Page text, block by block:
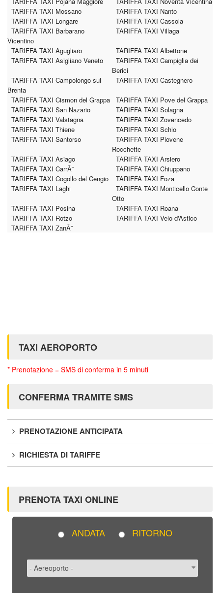
TARIFFA TAXI Mossano
TARIFFA TAXI Nanto
TARIFFA TAXI Longare
TARIFFA TAXI Cassola
TARIFFA TAXI Barbarano
Vicentino
TARIFFA TAXI Villaga
TARIFFA TAXI Agugliaro
TARIFFA TAXI Albettone
TARIFFA TAXI Asigliano Veneto
TARIFFA TAXI Campiglia dei
Berici
TARIFFA TAXI Campolongo sul
Brenta
TARIFFA TAXI Castegnero
TARIFFA TAXI Cismon del Grappa
TARIFFA TAXI Pove del Grappa
TARIFFA TAXI San Nazario
TARIFFA TAXI Solagna
TARIFFA TAXI Valstagna
TARIFFA TAXI Zovencedo
TARIFFA TAXI Thiene
TARIFFA TAXI Schio
TARIFFA TAXI Santorso
TARIFFA TAXI Piovene
Rocchette
TARIFFA TAXI Asiago
TARIFFA TAXI Arsiero
TARIFFA TAXI CarrÃ¨
TARIFFA TAXI Chiuppano
TARIFFA TAXI Cogollo del Cengio
TARIFFA TAXI Foza
TARIFFA TAXI Laghi
TARIFFA TAXI Monticello Conte
Otto
TARIFFA TAXI Posina
TARIFFA TAXI Roana
TARIFFA TAXI Rotzo
TARIFFA TAXI Velo d'Astico
TARIFFA TAXI ZanÃ¨
TAXI AEROPORTO
* Prenotazione = SMS di conferma in 5 minuti
CONFERMA TRAMITE SMS
PRENOTAZIONE ANTICIPATA
RICHIESTA DI TARIFFE
PRENOTA TAXI ONLINE
ANDATA RITORNO